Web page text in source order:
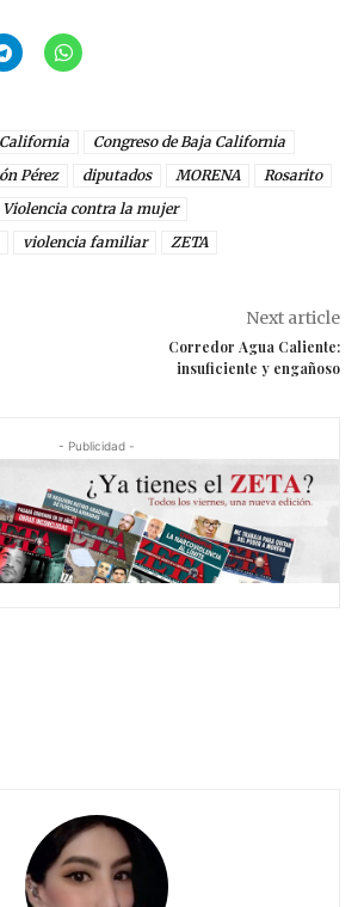
Congreso de Baja California
Pérez
diputados MORENA
Rosarito
Violencia contra la mujer
violencia familiar ZETA
Next article
Corredor Agua Caliente:
insuficiente y engañoso
- Publicidad -